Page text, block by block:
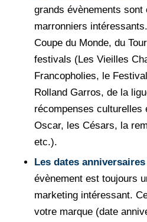
grands évènements sont
marronniers
Coupe du Monde, du
festivals (Les Vieilles
Francopholies, le
Rolland Garros, de la
récompenses culturelles
Oscar, les Césars, la
etc.).
Les dates anniversaires
évènement est toujours
marketing intéressant.
votre marque (date